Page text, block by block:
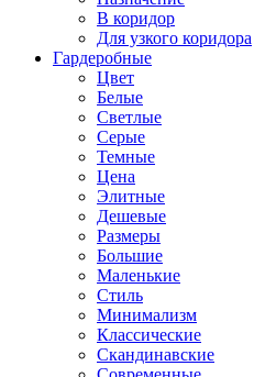
В коридор
Для узкого коридора
Гардеробные
Цвет
Белые
Светлые
Серые
Темные
Цена
Элитные
Дешевые
Размеры
Большие
Маленькие
Стиль
Минимализм
Классические
Скандинавские